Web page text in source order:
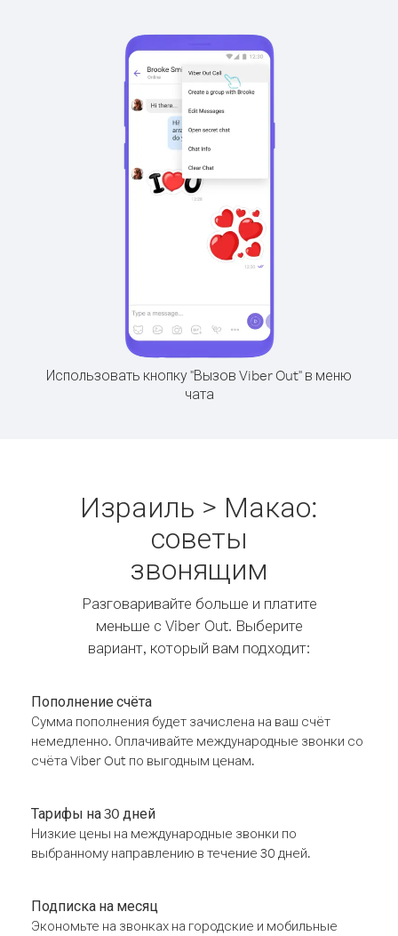
Использовать кнопку "Вызов Viber Out" в меню
чата
Израиль > Макао:
советы
звонящим
Разговаривайте больше и платите
меньше с Viber Out. Выберите
вариант, который вам подходит:
Пополнение счёта
Сумма пополнения будет зачислена на ваш счёт
немедленно. Оплачивайте международные звонки со
счёта Viber Out по выгодным ценам.
Тарифы на 30 дней
Низкие цены на международные звонки по
выбранному направлению в течение 30 дней.
Подписка на месяц
Экономьте на звонках на городские и мобильные